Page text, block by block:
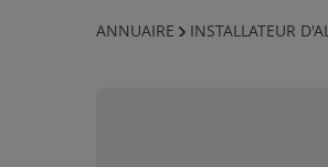
ANNUAIRE INSTALLATEUR